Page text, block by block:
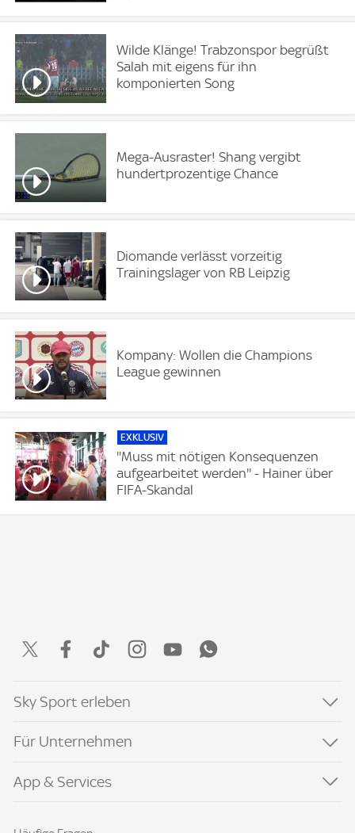
Wilde Klänge! Trabzonspor begrüßt
Salah mit eigens für ihn
komponierten Song
Mega-Ausraster! Shang vergibt
hundertprozentige Chance
Diomande verlässt vorzeitig
Trainingslager von RB Leipzig
Kompany: Wollen die Champions
League gewinnen
EXKLUSIV
''Muss mit nötigen Konsequenzen
aufgearbeitet werden'' - Hainer über
FIFA-Skandal
Sky Sport erleben
Für Unternehmen
App & Services